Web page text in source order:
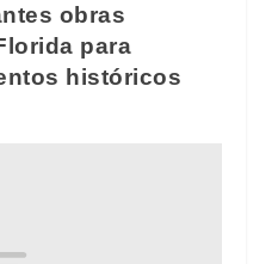
obras
para
históricos